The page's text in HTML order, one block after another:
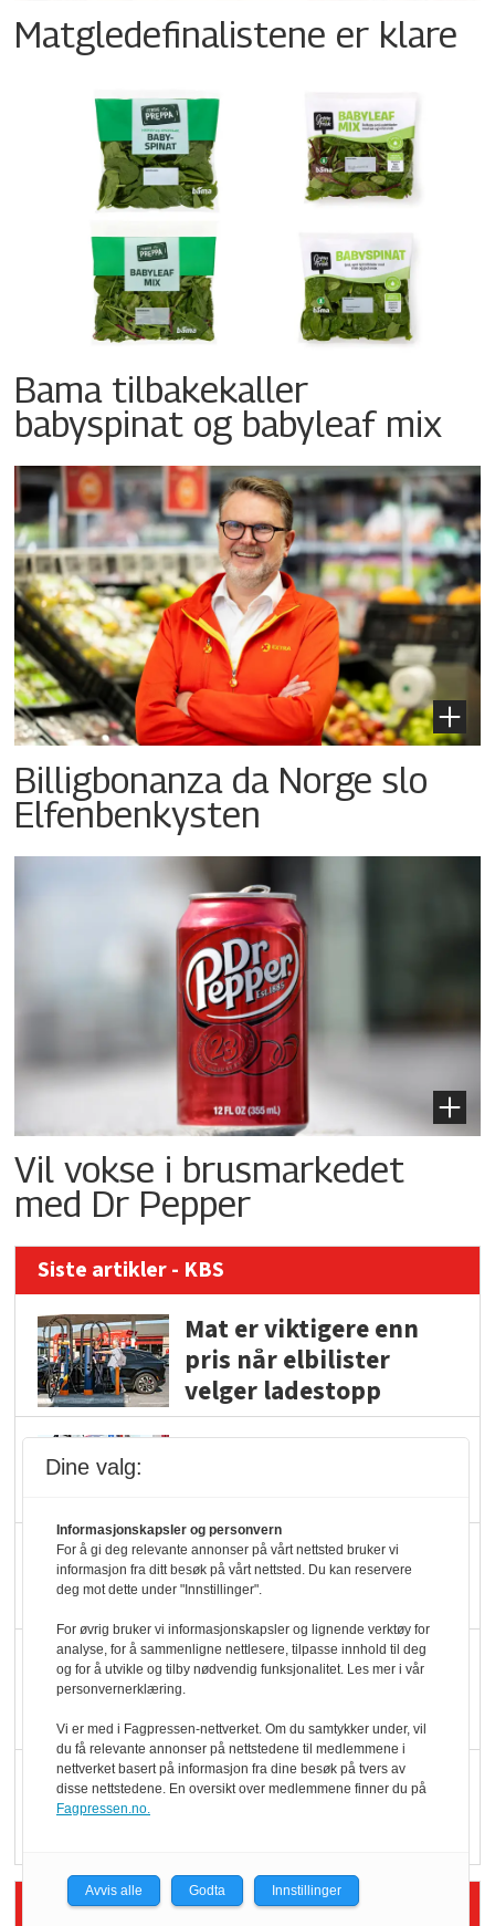
Matgledefinalistene er klare
Bama tilbakekaller
babyspinat og babyleaf mix
Billigbonanza da Norge slo
Elfenbenkysten
Vil vokse i brusmarkedet
med Dr Pepper
Siste artikler - KBS
Mat er viktigere enn
pris når elbilister
velger ladestopp
Ti bensinstasjoner
Potetball, kylling og 98
oktan
KBS-bransjen i
endring: Stadig større
serveringstilbud
Vokser med ferdigmat
Siste artikler - Butikk i praksis
Dine valg:
Informasjonskapsler og personvern
For å gi deg relevante annonser på vårt nettsted bruker vi
informasjon fra ditt besøk på vårt nettsted. Du kan reservere
deg mot dette under "Innstillinger".
For øvrig bruker vi informasjonskapsler og lignende verktøy for
analyse, for å sammenligne nettlesere, tilpasse innhold til deg
og for å utvikle og tilby nødvendig funksjonalitet. Les mer i vår
personvernerklæring.
Vi er med i Fagpressen-nettverket. Om du samtykker under, vil
du få relevante annonser på nettstedene til medlemmene i
nettverket basert på informasjon fra dine besøk på tvers av
disse nettstedene. En oversikt over medlemmene finner du på
Fagpressen.no.
Avvis alle Godta Innstillinger